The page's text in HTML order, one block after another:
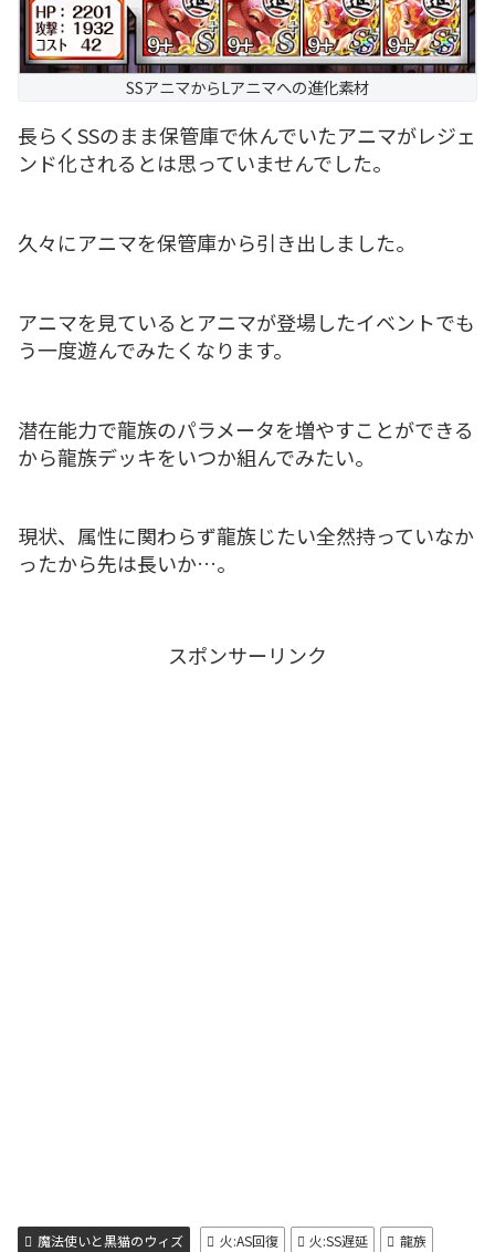
SSアニマからLアニマへの進化素材
長らくSSのまま保管庫で休んでいたアニマがレジェ
ンド化されるとは思っていませんでした。
久々にアニマを保管庫から引き出しました。
アニマを見ているとアニマが登場したイベントでも
う一度遊んでみたくなります。
潜在能力で龍族のパラメータを増やすことができる
から龍族デッキをいつか組んでみたい。
現状、属性に関わらず龍族じたい全然持っていなか
ったから先は長いか…。
スポンサーリンク
魔法使いと黒猫のウィズ 火:AS回復 火:SS遅延
龍族